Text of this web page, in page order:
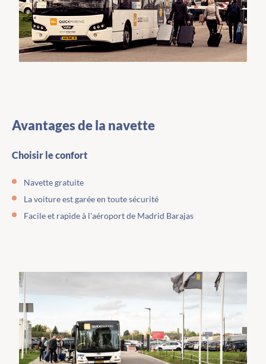
Avantages de la navette
Choisir le confort
Navette gratuite
La voiture est garée en toute sécurité
Facile et rapide à l'aéroport de Madrid Barajas